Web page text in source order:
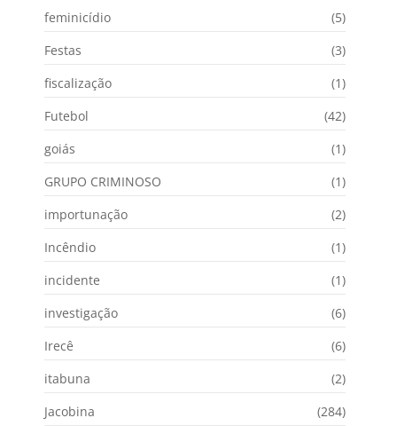
feminicídio
(5)
Festas
(3)
fiscalização
(1)
Futebol
(42)
goiás
(1)
GRUPO CRIMINOSO
(1)
importunação
(2)
Incêndio
(1)
incidente
(1)
investigação
(6)
Irecê
(6)
itabuna
(2)
Jacobina
(284)